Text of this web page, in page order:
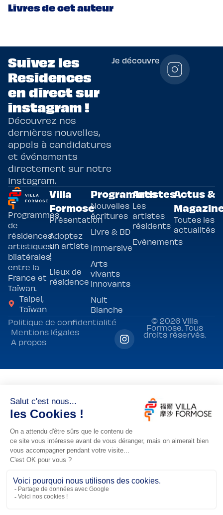
Livres de cet auteur
Suivez les
Residences
en direct sur
instagram !
Découvrez nos
dernières nouvelles,
appels à candidatures
et événements
directement sur notre
Instagram.
Je découvre
Programmes
de
résidences
artistiques
bilatérales,
entre la
France et
Taïwan.
Taipei,
Taïwan
Villa
Formose
Présentation
Adoptez
un artiste
!
Lieux de
résidence
Programmes
Nouvelles
écritures
Livre & BD
Immersive
Arts
vivants
innovants
Nuit
Blanche
Artistes
Les
artistes
résidents
Evènements
Actus &
Toutes les
actualités
© 2026 Villa
Formose. Tous
droits réservés.
Politique de confidentialité
Mentions légales
A propos